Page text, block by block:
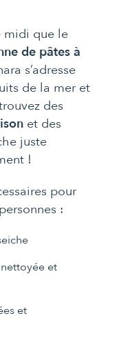
midi que le
de pâtes à
s’adresse
de la mer et
des
et des
juste
!
pour
:
et
et